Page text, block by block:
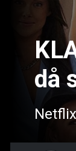
då
Netflix